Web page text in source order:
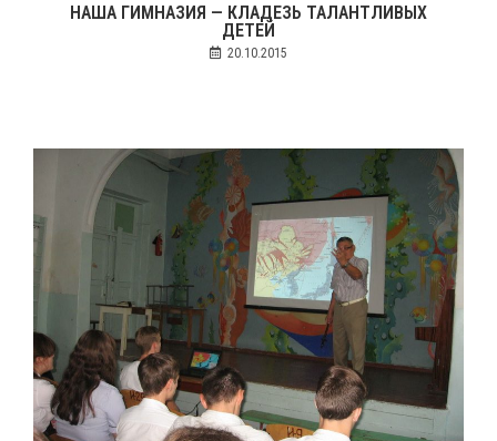
НАША ГИМНАЗИЯ — КЛАДЕЗЬ ТАЛАНТЛИВЫХ
ДЕТЕЙ
20.10.2015